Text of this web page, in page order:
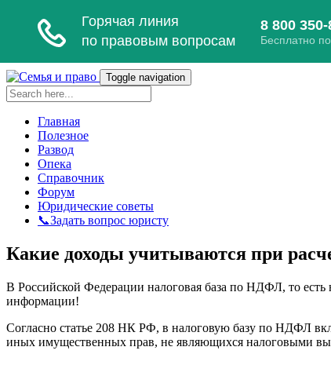
Toggle navigation
Главная
Полезное
Развод
Опека
Справочник
Форум
Юридические советы
📞Задать вопрос юристу
Какие доходы учитываются при
В Российской Федерации налоговая база по НДФЛ, то есть
информации!
Согласно статье 208 НК РФ, в налоговую базу по НДФЛ
иных имущественных прав, не являющихся налоговыми